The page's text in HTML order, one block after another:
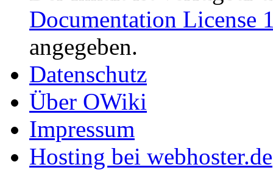
Documentation License
angegeben.
Datenschutz
Über OWiki
Impressum
Hosting bei webhoster.de